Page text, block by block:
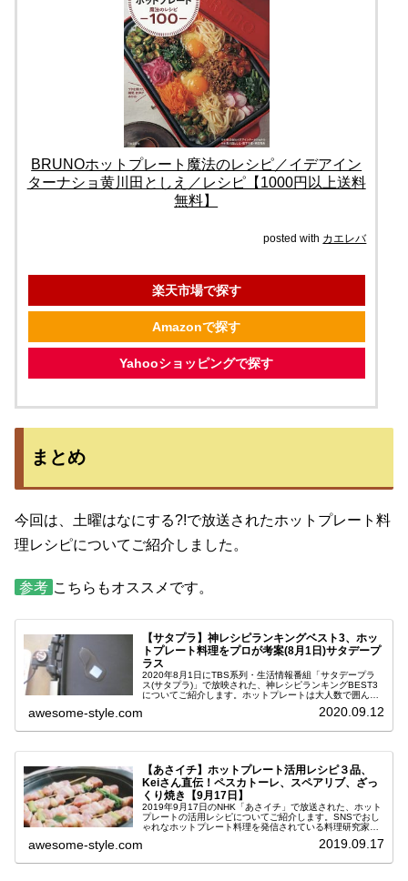
BRUNOホットプレート魔法のレシピ／イデアイン
ターナショ黄川田としえ／レシピ【1000円以上送料
無料】
posted with カエレバ
楽天市場で探す
Amazonで探す
Yahooショッピングで探す
まとめ
今回は、土曜はなにする?!で放送されたホットプレート料
理レシピについてご紹介しました。
参考 こちらもオススメです。
【サタプラ】神レシピランキングベスト3、ホッ
トプレート料理をプロが考案(8月1日)サタデープ
ラス
2020年8月1日にTBS系列・生活情報番組「サタデープラ
ス(サタプラ)」で放映された、神レシピランキングBEST3
についてご紹介します。ホットプレートは大人数で囲んで
awesome-style.com 2020.09.12
【あさイチ】ホットプレート活用レシピ３品、
Keiさん直伝！ペスカトーレ、スペアリブ、ざっ
くり焼き【9月17日】
2019年9月17日のNHK「あさイチ」で放送された、ホット
プレートの活用レシピについてご紹介します。SNSでおし
ゃれなホットプレート料理を発信されている料理研究家・
awesome-style.com 2019.09.17